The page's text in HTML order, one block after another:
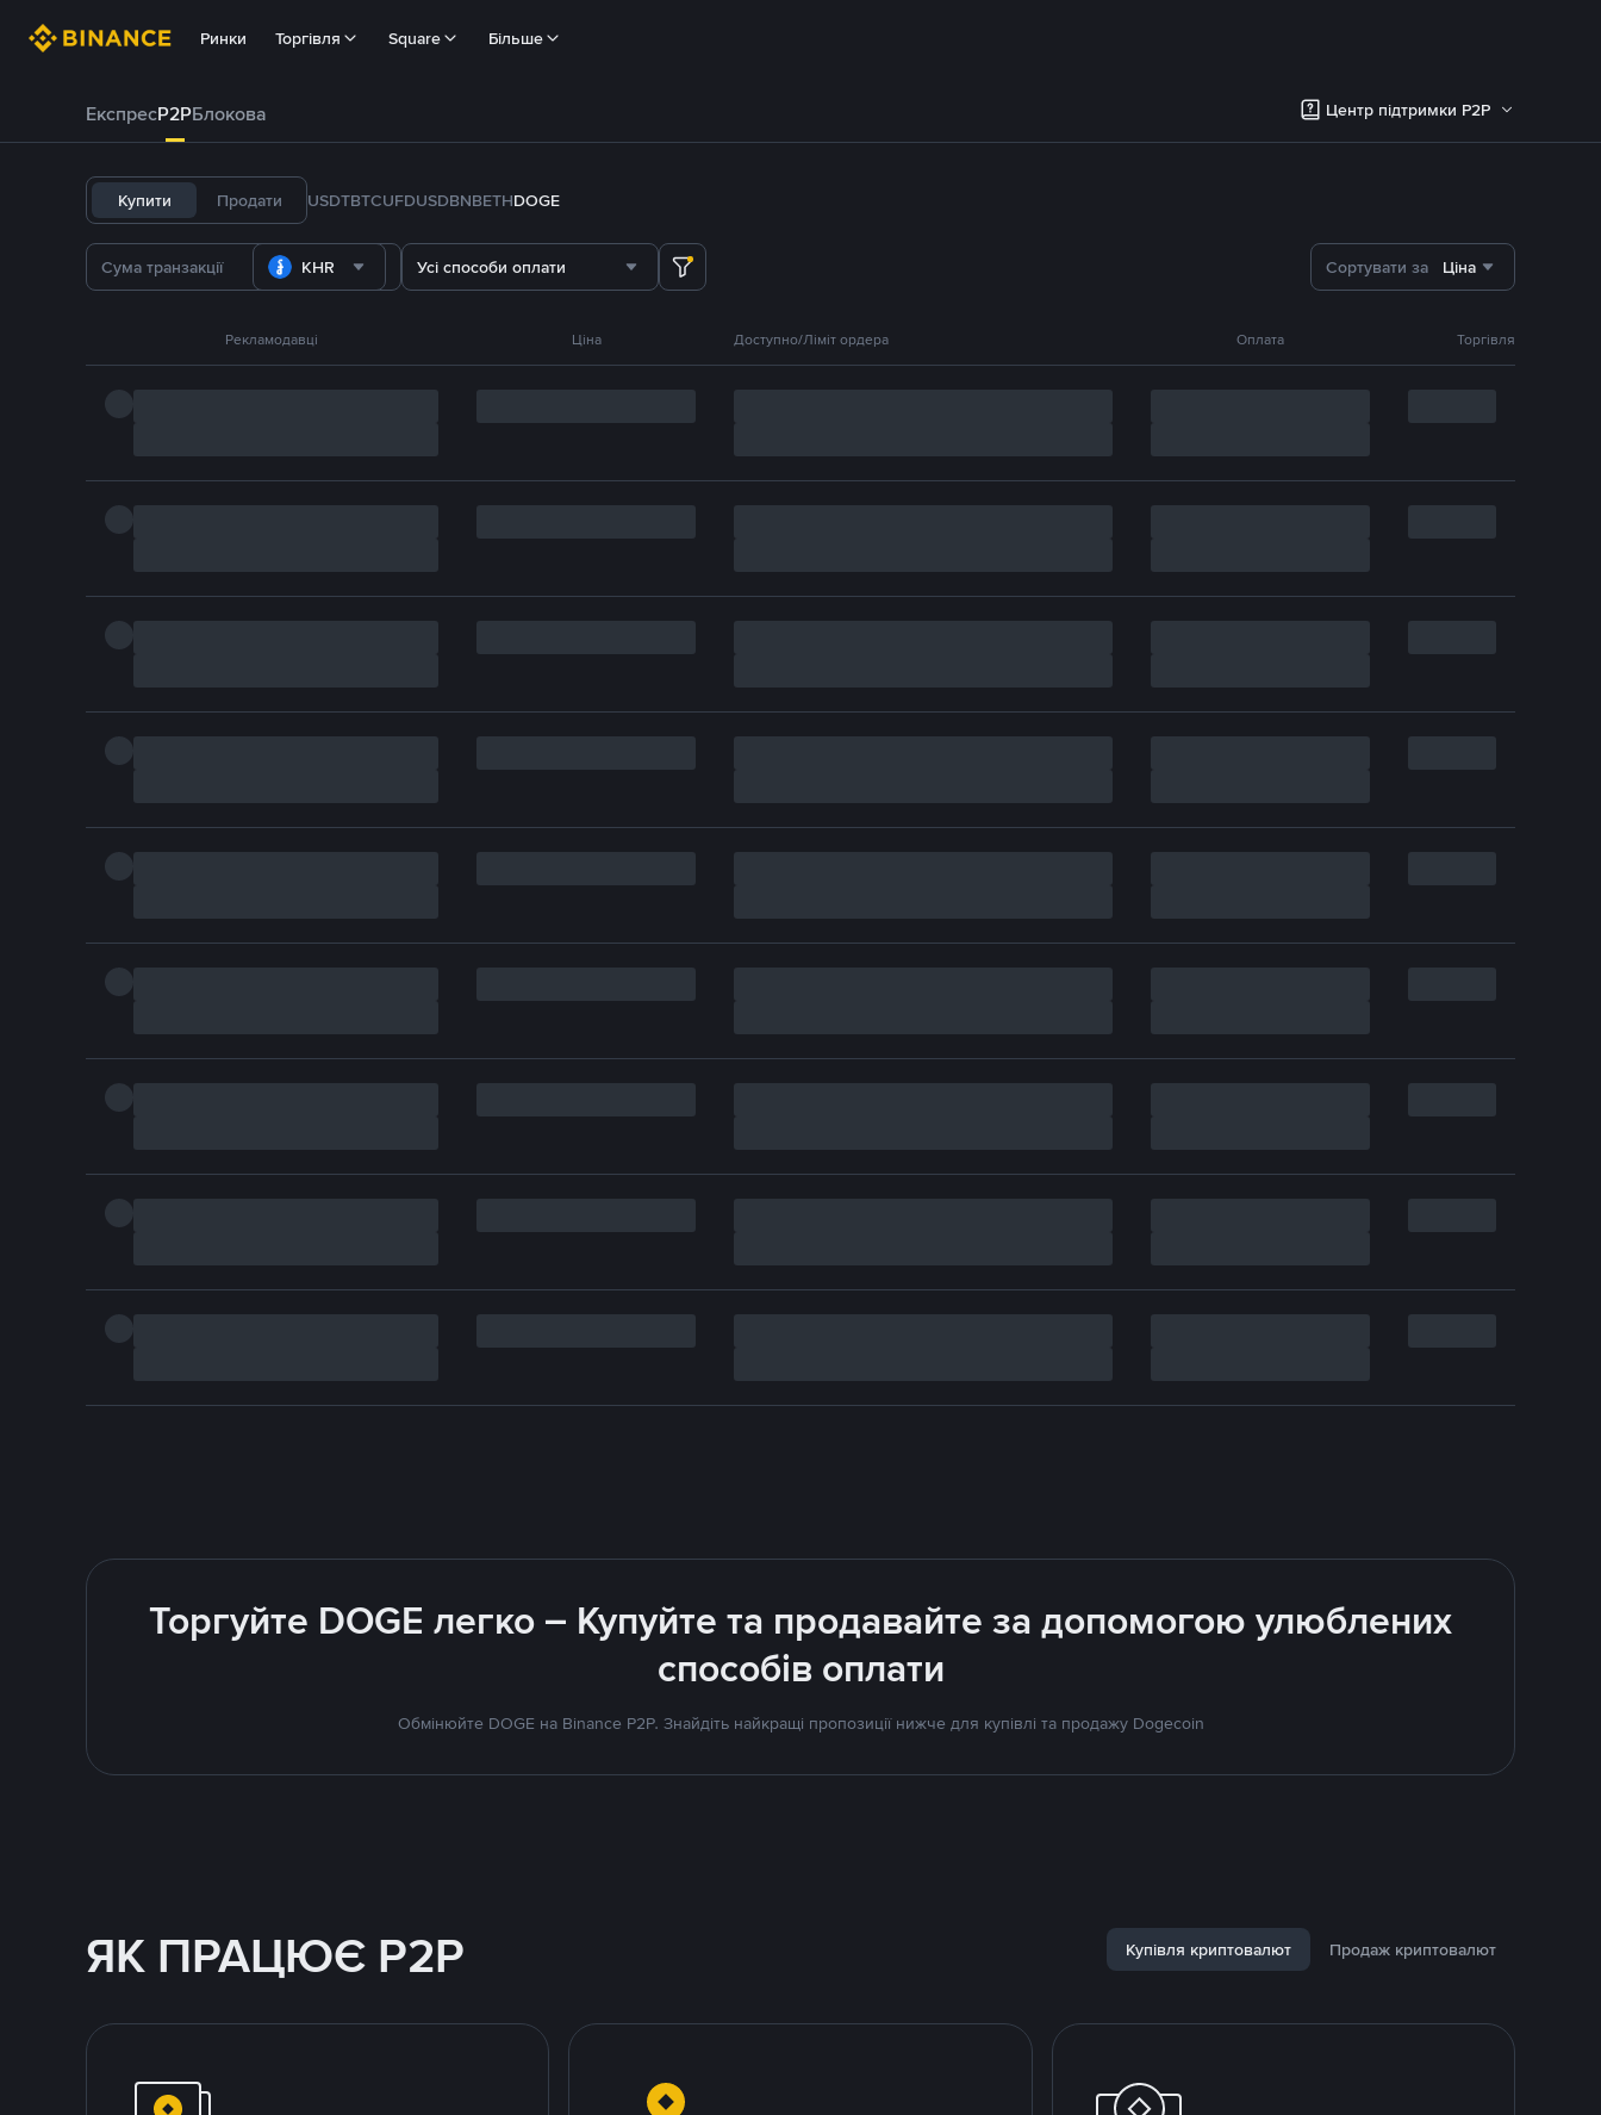
Ринки Торгівля Square Більше
ЕкспресP2PБлокова Центр підтримки P2P
Купити Продати USDTBTCUFDUSDBNBETHDOGE
KHR Усі способи оплати Сортувати за Ціна
Рекламодавці Ціна Доступно/Ліміт ордера Оплата Торгівля
Торгуйте DOGE легко – Купуйте та продавайте за допомогою улюблених
способів оплати
Обмінюйте DOGE на Binance P2P. Знайдіть найкращі пропозиції нижче для купівлі та продажу Dogecoin
ЯК ПРАЦЮЄ P2P Купівля криптовалют Продаж криптовалют